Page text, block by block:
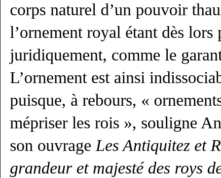
corps naturel d’un pouvoir
l’ornement royal étant dès
juridiquement, comme le
L’ornement est ainsi
puisque, à rebours, «
mépriser les rois », souligne
son ouvrage Les Antiquitez et
grandeur et majesté des roys